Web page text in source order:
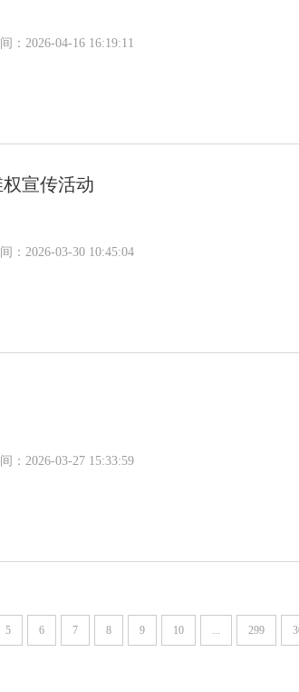
：2026-04-16 16:19:11
宣传活动
：2026-03-30 10:45:04
：2026-03-27 15:33:59
5 6 7 8 9 10 ... 299